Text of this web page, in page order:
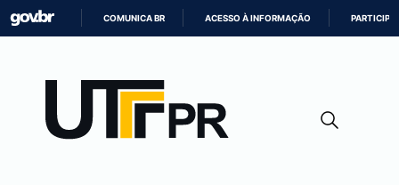
CONTEÚDO
COMUNICA BR ACESSO À INFORMAÇÃO PARTICIPE